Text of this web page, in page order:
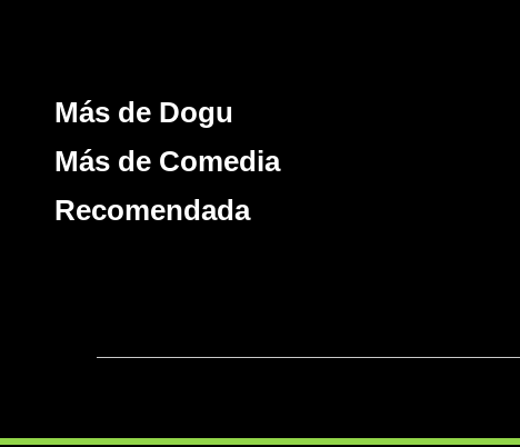
Más de Dogu
Más de Comedia
Recomendada